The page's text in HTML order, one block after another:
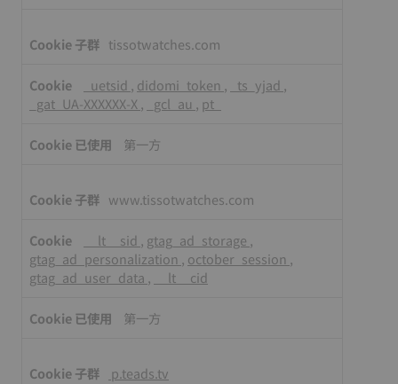
tissotwatches.com
_uetsid , didomi_token , _ts_yjad ,
_gat_UA-XXXXXX-X , _gcl_au , pt_
第一方
www.tissotwatches.com
__lt__sid , gtag_ad_storage ,
gtag_ad_personalization , october_session ,
gtag_ad_user_data , __lt__cid
第一方
p.teads.tv